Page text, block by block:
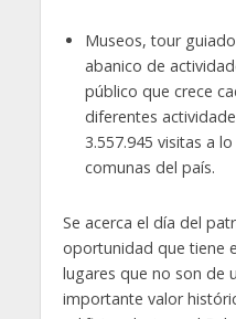
Museos, tour
abanico de
público que crece
diferentes
3.557.945 visitas a
comunas del país.
Se acerca el día del
oportunidad que tiene
lugares que no son de
importante valor